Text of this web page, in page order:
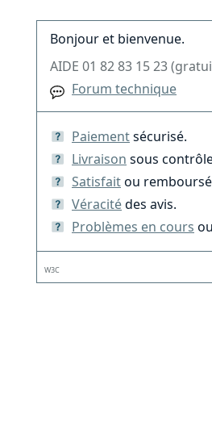
Bonjour et bienvenue.
AIDE 01 82 83 15 23
Forum technique
Paiementsécurisé.
Livraison sous
Satisfaitou
Véracitédes avis.
Problèmes en cours
W3C